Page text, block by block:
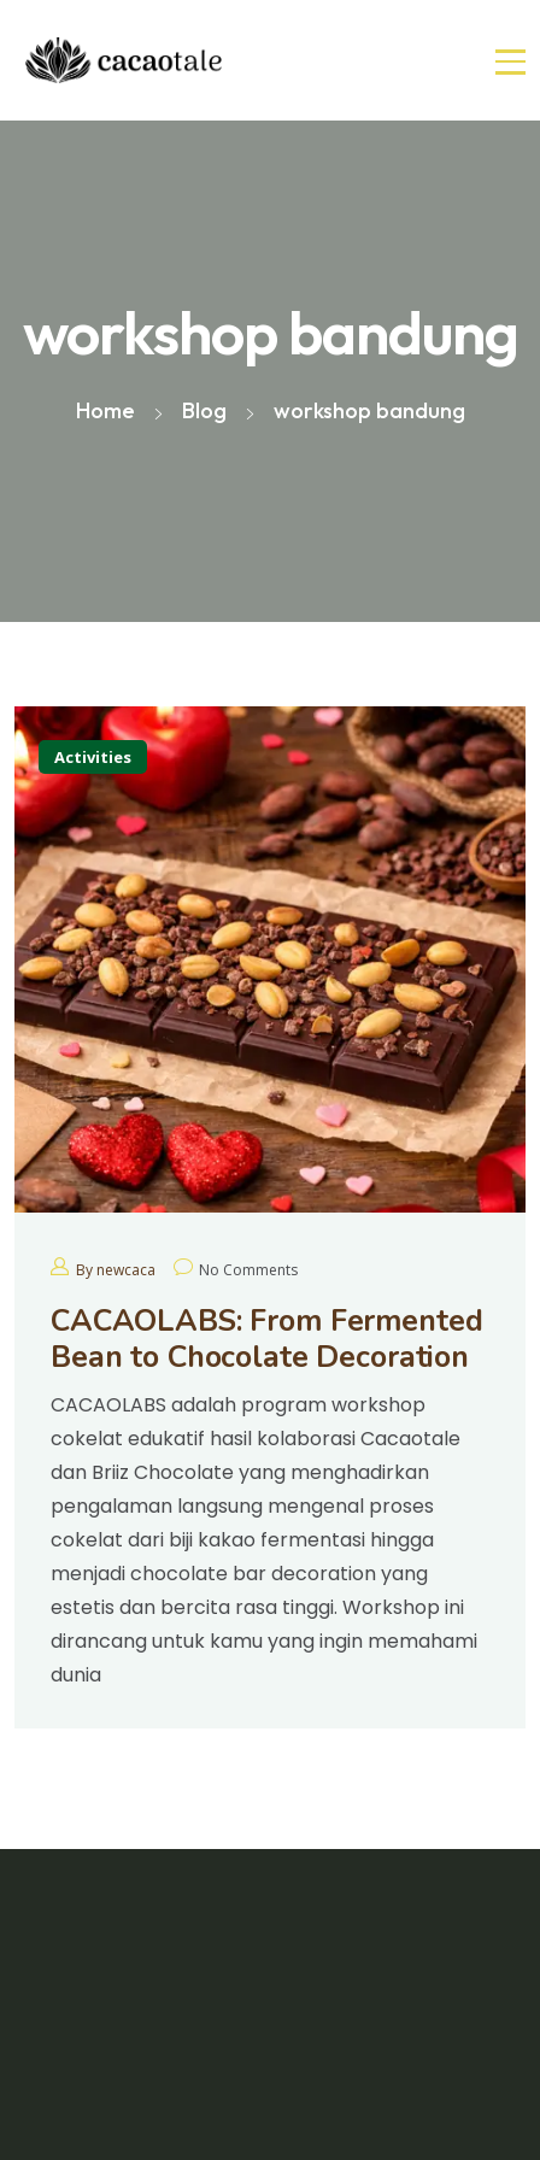
workshop bandung
Home Blog workshop bandung
Activities
By newcaca No Comments
CACAOLABS: From Fermented
Bean to Chocolate Decoration
CACAOLABS adalah program workshop
cokelat edukatif hasil kolaborasi Cacaotale
dan Briiz Chocolate yang menghadirkan
pengalaman langsung mengenal proses
cokelat dari biji kakao fermentasi hingga
menjadi chocolate bar decoration yang
estetis dan bercita rasa tinggi. Workshop ini
dirancang untuk kamu yang ingin memahami
dunia